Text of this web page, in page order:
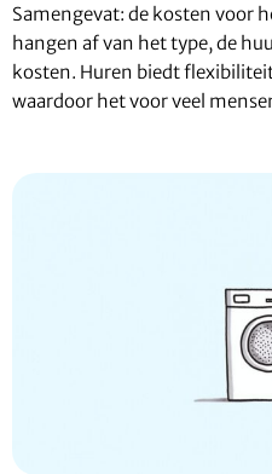
Samengevat: de kosten voor
hangen af van het type, de
kosten. Huren biedt
waardoor het voor veel